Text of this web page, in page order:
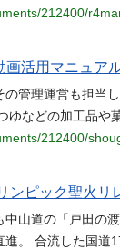
212400/
画活用マニュア
管理運営も担当
などの加工品や
212400/
ンピック聖火リ
山道の「戸田の
。 合流した国道